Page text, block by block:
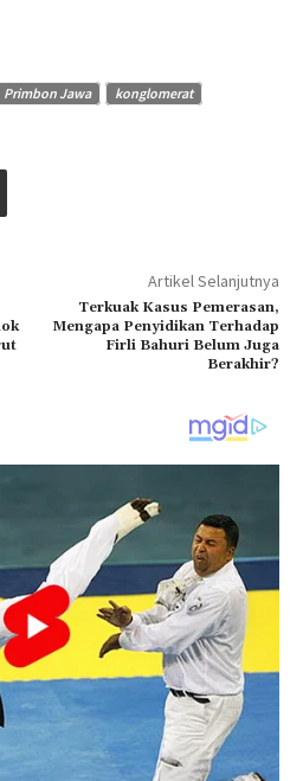
Primbon Jawa
konglomerat
Artikel Selanjutnya
Terkuak Kasus Pemerasan,
Mengapa Penyidikan Terhadap
Firli Bahuri Belum Juga
Berakhir?